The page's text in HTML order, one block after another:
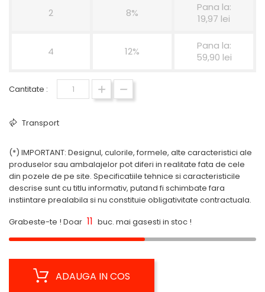
2 8%
Pana la:
19,97 lei
4 12%
Pana la:
59,90 lei
Cantitate :
Transport
(*) IMPORTANT: Designul, culorile, formele, alte caracteristici ale
produselor sau ambalajelor pot diferi in realitate fata de cele
din pozele de pe site. Specificatiile tehnice si caracteristicile
descrise sunt cu titlu informativ, putand fi schimbate fara
instiintare prealabila si nu constituie obligativitate contractuala.
Grabeste-te ! Doar 11 buc. mai gasesti in stoc !
ADAUGA IN COS